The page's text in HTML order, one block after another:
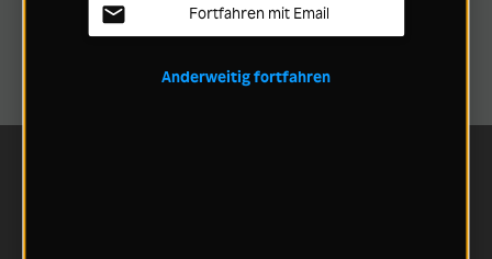
Fortfahren mit Email
Anderweitig fortfahren